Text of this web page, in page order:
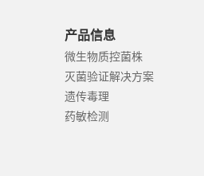
产品信息
微生物质控菌株
灭菌验证解决方案
遗传毒理
药敏检测